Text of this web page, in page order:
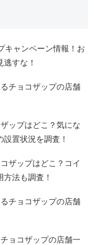
キャンペーン情報！お
すな！
チョコザップの店舗
ップはどこ？気にな
置状況を調査！
ザップはどこ？コイ
法も調査！
チョコザップの店舗
ョコザップの店舗一